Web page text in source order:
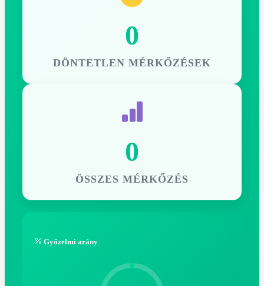
0
DÖNTETLEN MÉRKŐZÉSEK
0
ÖSSZES MÉRKŐZÉS
Győzelmi arány